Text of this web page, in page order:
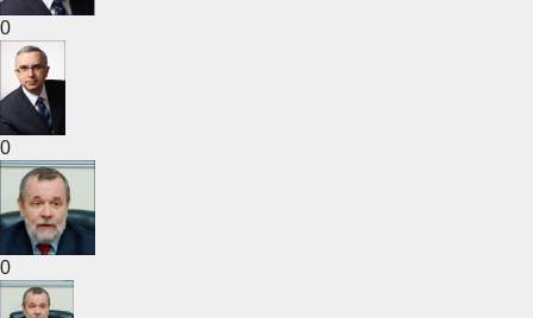
0
0
0